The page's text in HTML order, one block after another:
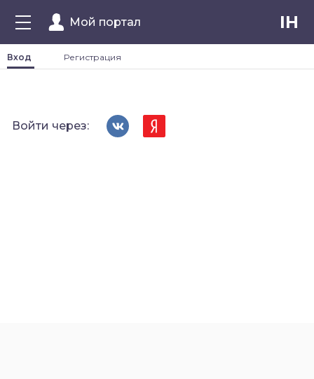
Мой портал IH
Вход Регистрация
Войти через: